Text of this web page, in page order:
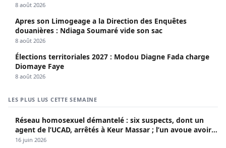
8 août 2026
Apres son Limogeage a la Direction des Enquêtes
douanières : Ndiaga Soumaré vide son sac
8 août 2026
Élections territoriales 2027 : Modou Diagne Fada charge
Diomaye Faye
8 août 2026
LES PLUS LUS CETTE SEMAINE
Réseau homosexuel démantelé : six suspects, dont un
agent de l’UCAD, arrêtés à Keur Massar ; l’un avoue avoir
propagé le VIH depuis 2018
16 juin 2026